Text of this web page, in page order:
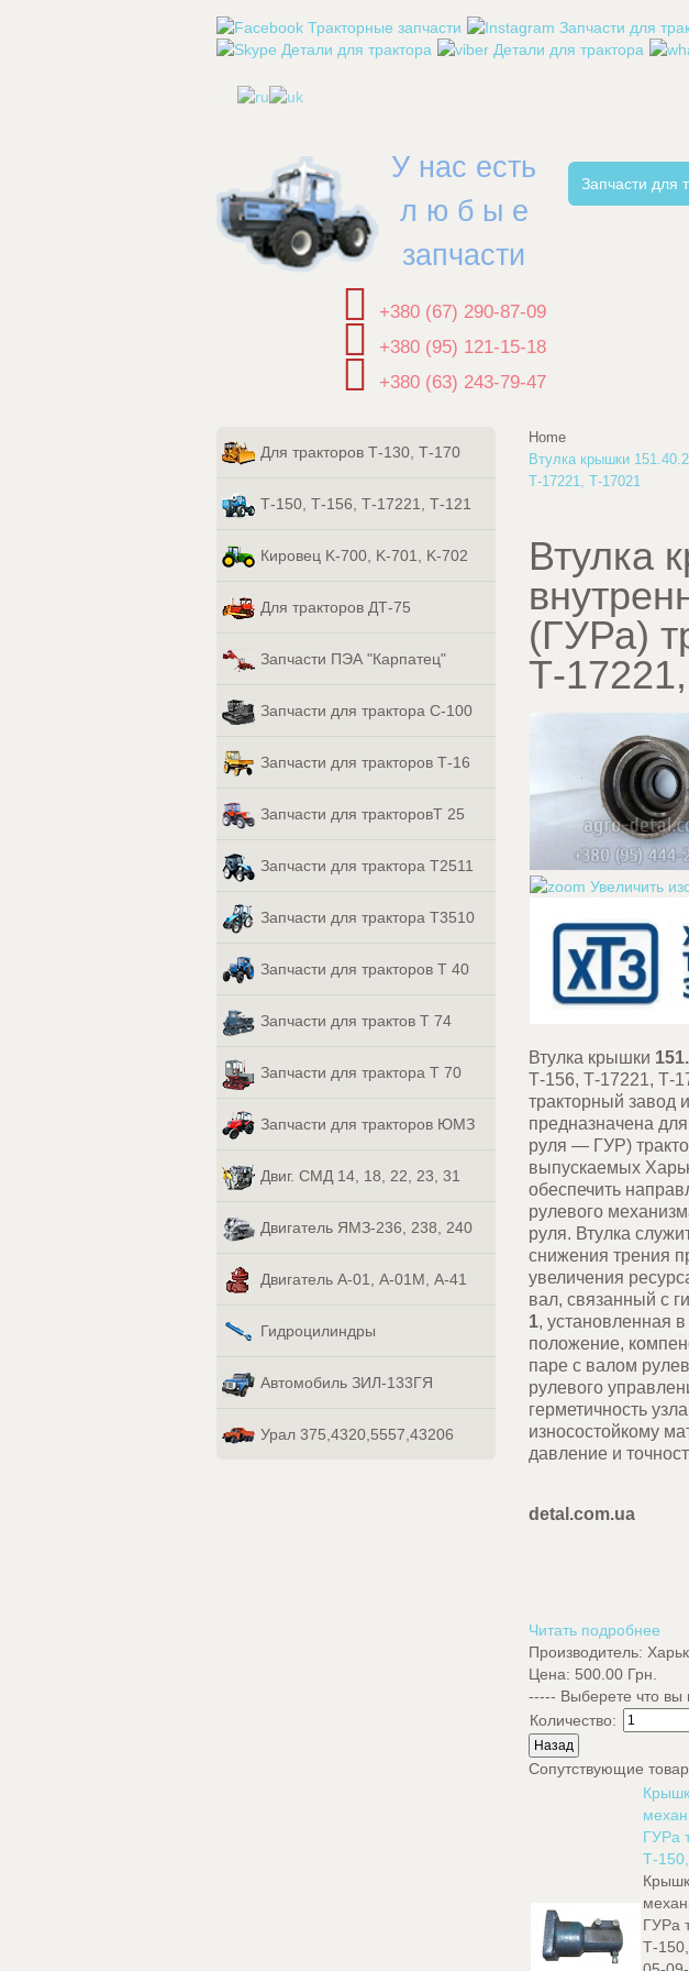
У нас есть
л ю б ы е
запчасти
+380 (67) 290-87-09
+380 (95) 121-15-18
+380 (63) 243-79-47
Запчасти для
Home
Втулка крышки
Т-17221, Т-17021
Втулка
(ГУРа)
Т-
Увеличить
Втулка крышки
Т-156, Т-17221, Т-
тракторный завод
предназначена
руля — ГУР)
выпускаемых
обеспечить
рулевого
руля. Втулка
снижения трения
увеличения
вал, связанный с
1, установленная
положение,
паре с валом
рулевого
герметичность
износостойкому
давление и
detal.com.ua
Читать подробнее
Производитель:
Цена: 500.00 Грн.
----- Выберете что вы
Количество:
Сопутствующие
ГУРа
Т-
ГУРа
Т-
Для тракторов Т-130, Т-170
Т-150, Т-156, Т-17221, Т-121
Кировец K-700, K-701, K-702
Для тракторов ДТ-75
Запчасти ПЭА "Карпатец"
Запчасти для трактора С-100
Запчасти для тракторов Т-16
Запчасти для тракторовТ 25
Запчасти для трактора Т2511
Запчасти для трактора Т3510
Запчасти для тракторов Т 40
Запчасти для трактов Т 74
Запчасти для трактора Т 70
Запчасти для тракторов ЮМЗ
Двиг. СМД 14, 18, 22, 23, 31
Двигатель ЯМЗ-236, 238, 240
Двигатель А-01, А-01М, А-41
Гидроцилиндры
Автомобиль ЗИЛ-133ГЯ
Урал 375,4320,5557,43206